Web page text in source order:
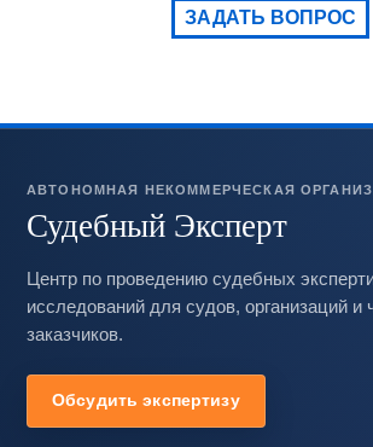
ЗАДАТЬ ВОПРОС
АВТОНОМНАЯ НЕКОММЕРЧЕСКАЯ
Судебный Эксперт
Центр по проведению судебных
исследований для судов, организаций и
заказчиков.
Обсудить экспертизу